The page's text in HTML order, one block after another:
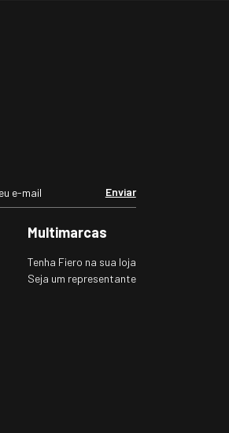
Enviar
Multimarcas
Tenha Fiero na sua loja
Seja um representante